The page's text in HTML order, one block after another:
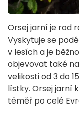
Orsej jarní je rod
Vyskytuje se
v lesích a je
objevovat také
velikosti od 3 do
lístky. Orsej jarní
téměř po celé